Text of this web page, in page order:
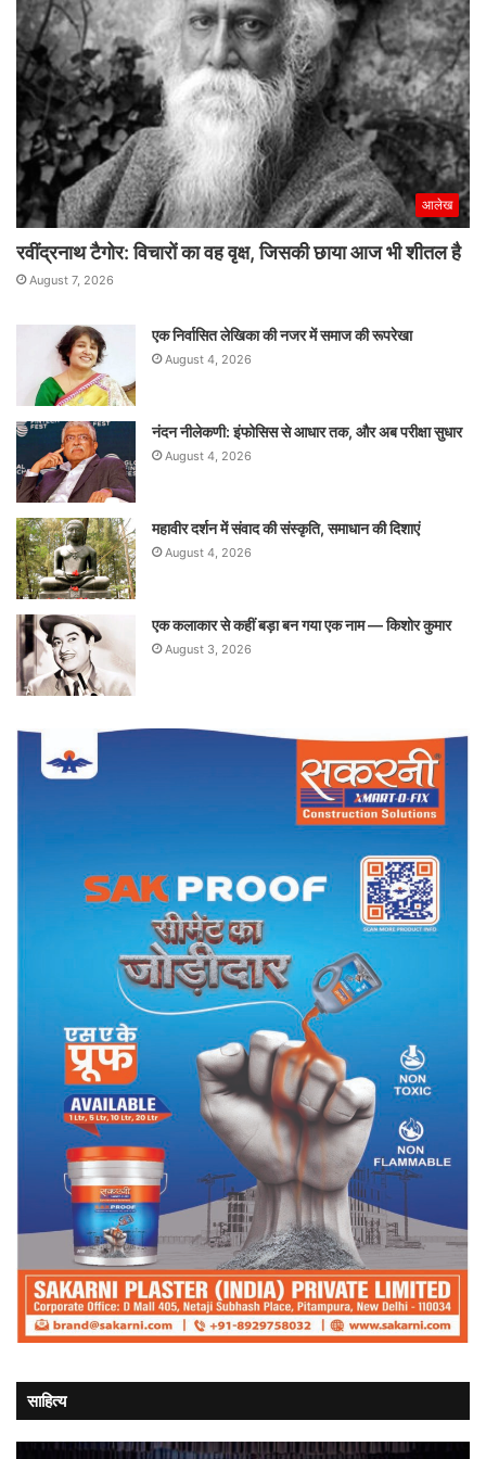
आलेख
रवींद्रनाथ टैगोर: विचारों का वह वृक्ष, जिसकी छाया आज भी शीतल है
August 7, 2026
एक निर्वासित लेखिका की नजर में समाज की रूपरेखा
August 4, 2026
नंदन नीलेकणी: इंफोसिस से आधार तक, और अब परीक्षा सुधार
August 4, 2026
महावीर दर्शन में संवाद की संस्कृति, समाधान की दिशाएं
August 4, 2026
एक कलाकार से कहीं बड़ा बन गया एक नाम — किशोर कुमार
August 3, 2026
साहित्य